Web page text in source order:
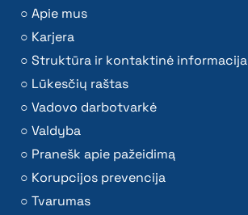
Apie mus
Karjera
Struktūra ir kontaktinė informacija
Lūkesčių raštas
Vadovo darbotvarkė
Valdyba
Pranešk apie pažeidimą
Korupcijos prevencija
Tvarumas